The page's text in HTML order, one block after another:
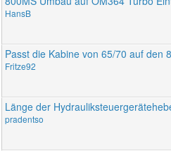
HansB
Passt die Kabine von 65/70 auf den
Fritze92
Länge der
pradentso